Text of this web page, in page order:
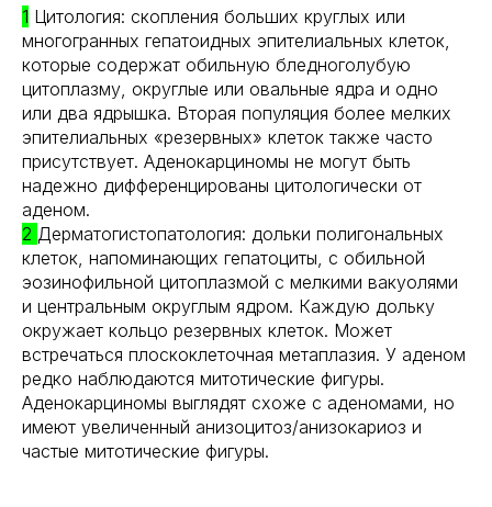
1 Цитология: скопления больших круглых или
многогранных гепатоидных эпителиальных клеток,
которые содержат обильную бледноголубую
цитоплазму, округлые или овальные ядра и одно
или два ядрышка. Вторая популяция более мелких
эпителиальных «резервных» клеток также часто
присутствует. Аденокарциномы не могут быть
надежно дифференцированы цитологически от
аденом.
2 Дерматогистопатология: дольки полигональных
клеток, напоминающих гепатоциты, с обильной
эозинофильной цитоплазмой с мелкими вакуолями
и центральным округлым ядром. Каждую дольку
окружает кольцо резервных клеток. Может
встречаться плоскоклеточная метаплазия. У аденом
редко наблюдаются митотические фигуры.
Аденокарциномы выглядят схоже с аденомами, но
имеют увеличенный анизоцитоз/анизокариоз и
частые митотические фигуры.